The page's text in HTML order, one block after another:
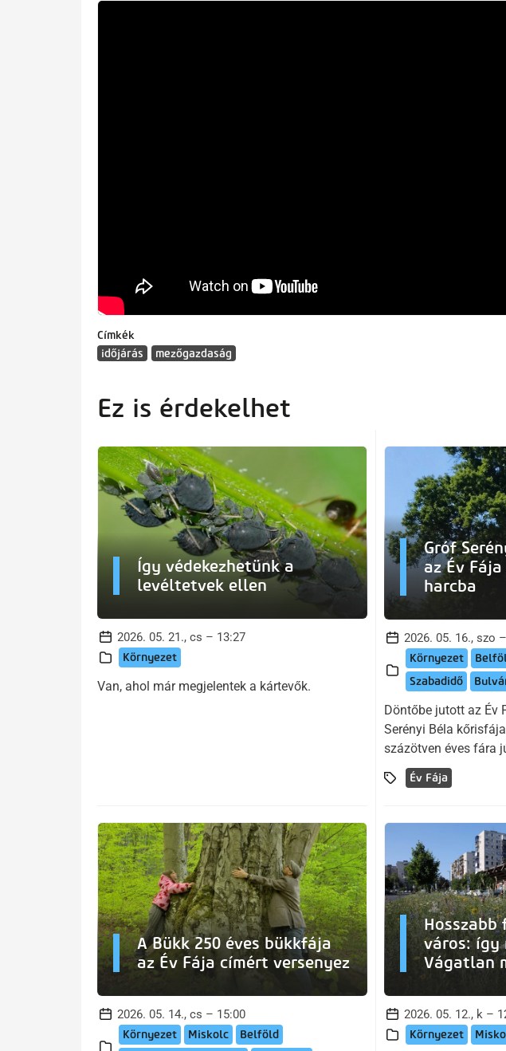
Címkék
időjárás
mezőgazdaság
Ez is érdekelhet
Így védekezhetünk a
levéltetvek ellen
2026. 05. 21., cs – 13:27
Környezet
Van, ahol már megjelentek a kártevők.
Gróf
az Év
harcba
2026. 05. 16., szo
Környezet
Szabadidő
Döntőbe jutott az Év
Serényi Béla
százötven éves fára
Év Fája
A Bükk 250 éves bükkfája
az Év Fája címért versenyez
2026. 05. 14., cs – 15:00
Környezet Miskolc
Belföld
Hosszabb
város: így
Vágatlan
2026. 05. 12., k –
Környezet